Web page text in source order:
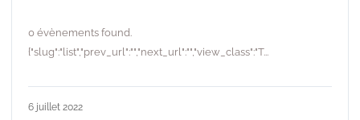
0 évènements found.
{"slug":"list","prev_url":"","next_url":"","view_class":"T...
6 juillet 2022